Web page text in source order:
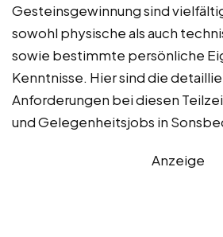
Gesteinsgewinnung sind
sowohl physische als auch
sowie bestimmte persönliche
Kenntnisse. Hier sind die
Anforderungen bei diesen
und Gelegenheitsjobs in
Anzeige